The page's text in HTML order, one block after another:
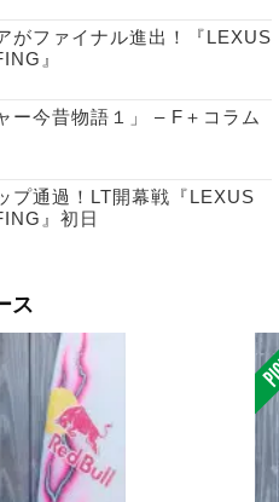
がファイナル進出！『LEXUS
』
ー今昔物語１」 – F＋コラム
プ通過！LT開幕戦『LEXUS
』初日
ス